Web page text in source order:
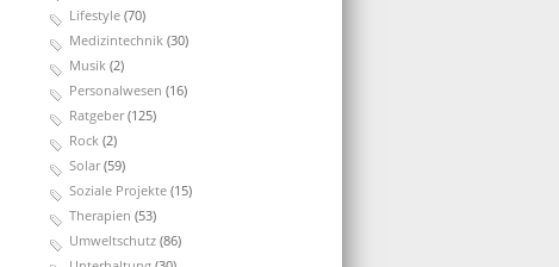
Lifestyle (70)
Medizintechnik (30)
Musik (2)
Personalwesen (16)
Ratgeber(125)
Rock (2)
Solar(59)
Soziale Projekte (15)
Therapien (53)
Umweltschutz (86)